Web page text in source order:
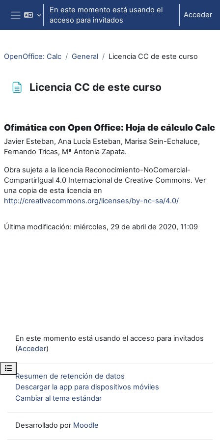
Salta al contenido principal
Panel lateral
En este momento está usando el
acceso para invitados
Acceder
Abrir índice del curso
OpenOffice: Calc General Licencia CC de este curso
Licencia CC de este curso
Ofimática con Open Office: Hoja de cálculo Calc
Javier Esteban, Ana Lucía Esteban, Marisa Sein-Echaluce,
Fernando Tricas, Mª Antonia Zapata.
Obra sujeta a la licencia Reconocimiento-NoComercial-
CompartirIgual 4.0 Internacional de Creative Commons. Ver
una copia de esta licencia en
http://creativecommons.org/licenses/by-nc-sa/4.0/
Última modificación: miércoles, 29 de abril de 2020, 11:09
En este momento está usando el acceso para invitados
(Acceder)
Resumen de retención de datos
Descargar la app para dispositivos móviles
Cambiar al tema estándar
Desarrollado por Moodle